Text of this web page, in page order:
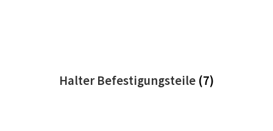
Halter Befestigungsteile (7)